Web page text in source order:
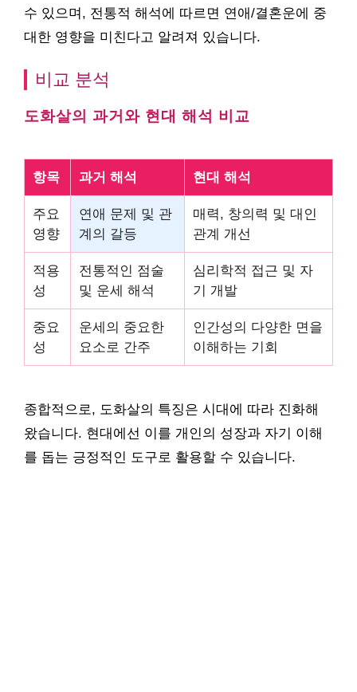
수 있으며, 전통적 해석에 따르면 연애/결혼운에 중
대한 영향을 미친다고 알려져 있습니다.
비교 분석
도화살의 과거와 현대 해석 비교
항목 과거 해석 현대 해석
주요
영향
연애 문제 및 관
계의 갈등
매력, 창의력 및 대인
관계 개선
적용
성
전통적인 점술
및 운세 해석
심리학적 접근 및 자
기 개발
중요
성
운세의 중요한
요소로 간주
인간성의 다양한 면을
이해하는 기회
종합적으로, 도화살의 특징은 시대에 따라 진화해
왔습니다. 현대에선 이를 개인의 성장과 자기 이해
를 돕는 긍정적인 도구로 활용할 수 있습니다.